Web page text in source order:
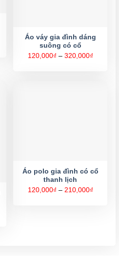
Áo váy gia đình dáng
suông có cổ
120,000₫ – 320,000₫Khoảng
Áo polo gia đình có cổ
thanh lịch
120,000₫ – 210,000₫Khoảng